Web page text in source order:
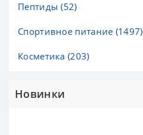
Витамины C (20)
Витамины D (31)
Витамины А (2)
Пептиды (52)
Спортивное питание (1497)
Аминокислоты и BCAA (276)
Косметика (203)
Новинки